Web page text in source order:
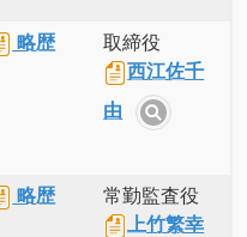
略歴
取締役
西江佐千
由
略歴
常勤監査役
上竹繁幸